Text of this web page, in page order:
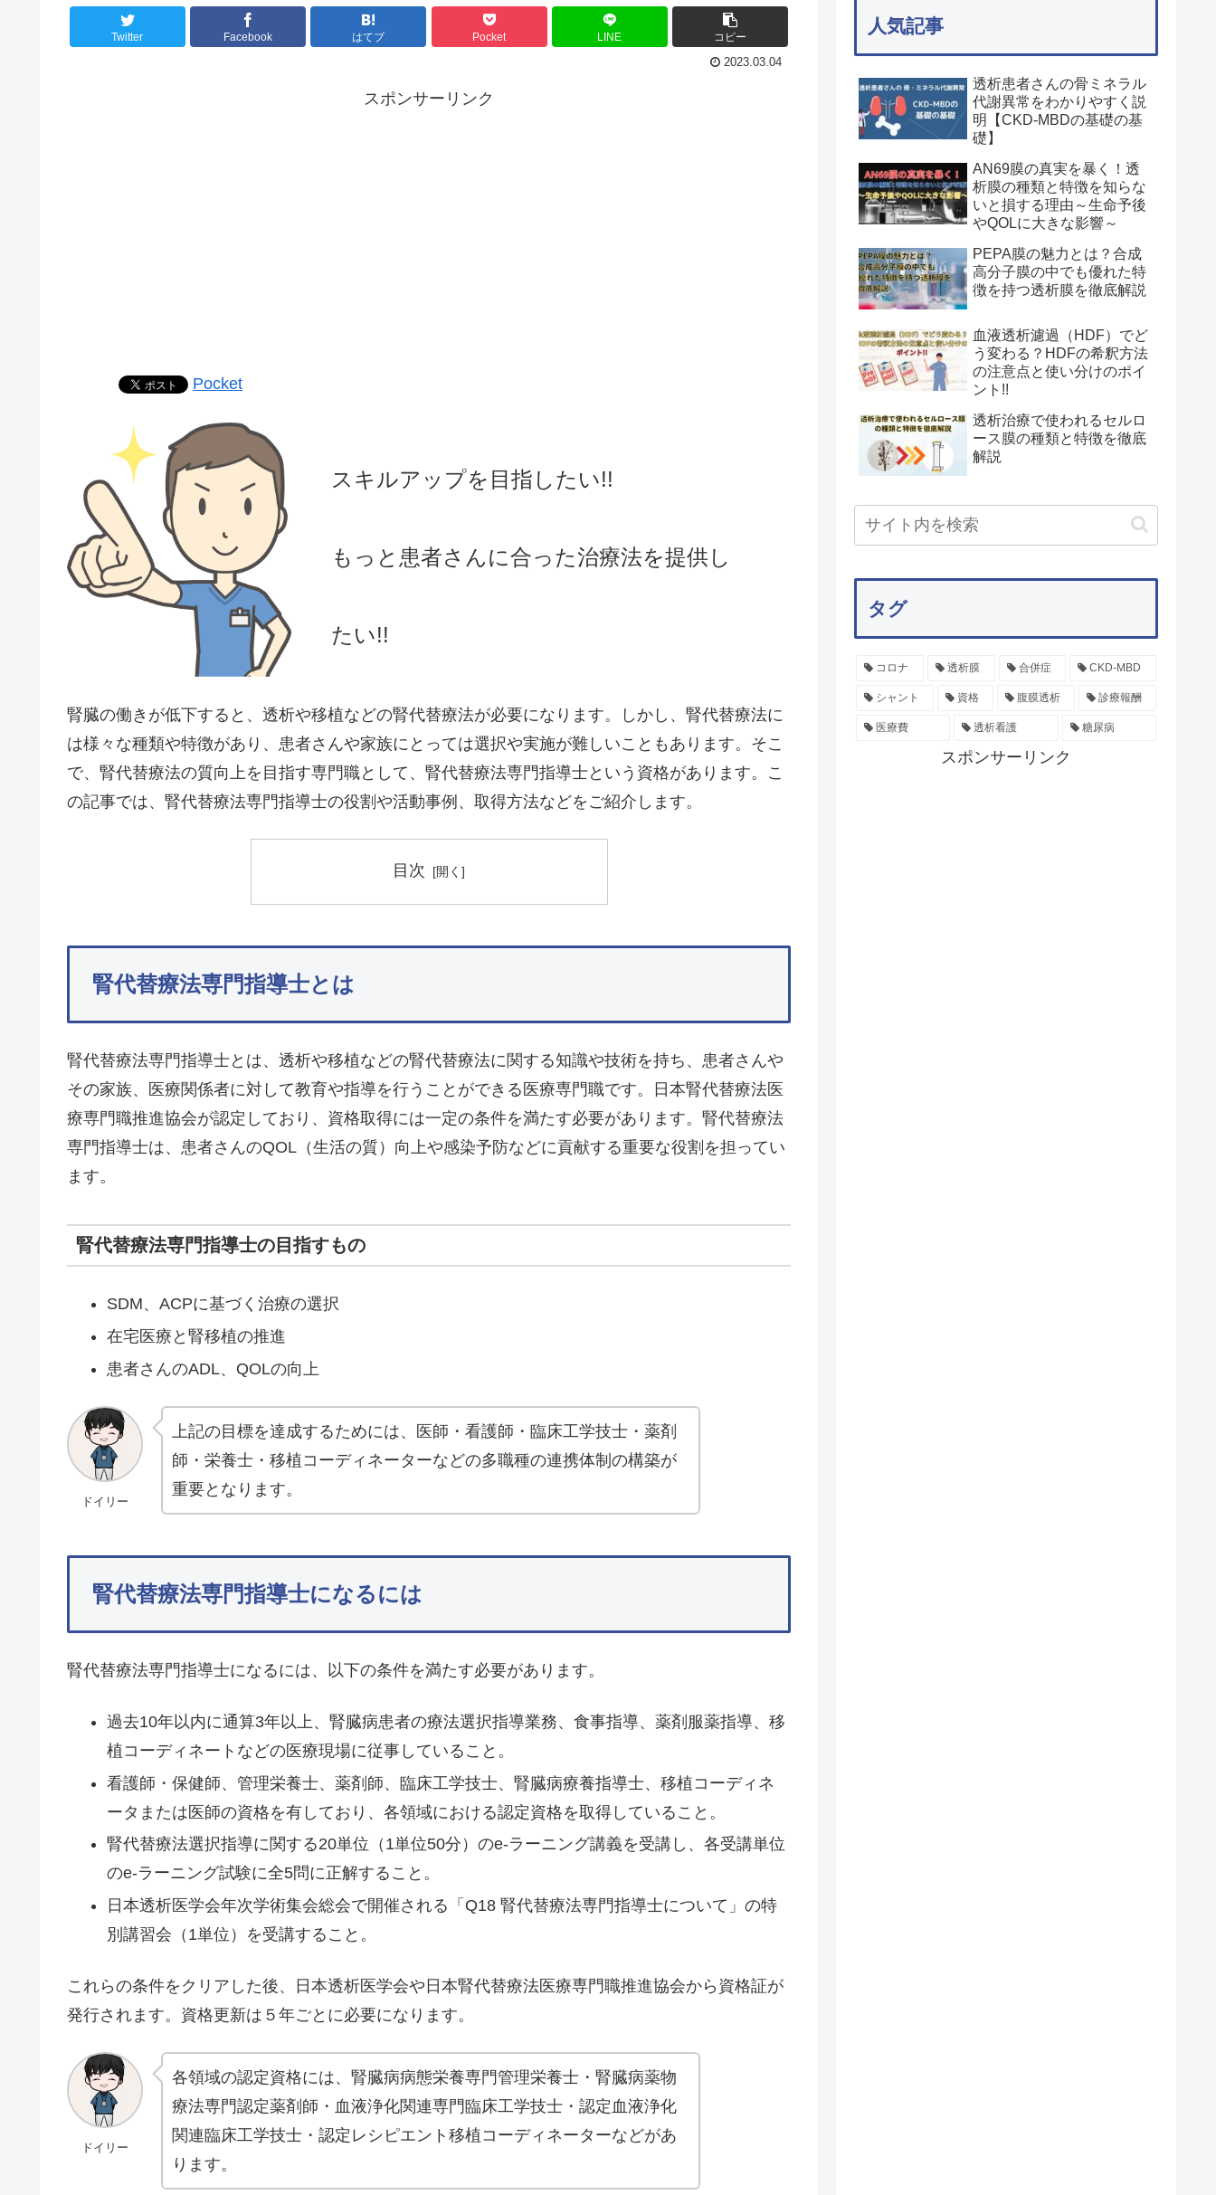
Twitter Facebook はてブ Pocket LINE コピー
2023.03.04
スポンサーリンク
Pocket
スキルアップを目指したい!!
もっと患者さんに合った治療法を提供し
たい!!
腎臓の働きが低下すると、透析や移植などの腎代替療法が必要になります。しかし、腎代替療法に
は様々な種類や特徴があり、患者さんや家族にとっては選択や実施が難しいこともあります。そこ
で、腎代替療法の質向上を目指す専門職として、腎代替療法専門指導士という資格があります。こ
の記事では、腎代替療法専門指導士の役割や活動事例、取得方法などをご紹介します。
目次
腎代替療法専門指導士とは
腎代替療法専門指導士とは、透析や移植などの腎代替療法に関する知識や技術を持ち、患者さんや
その家族、医療関係者に対して教育や指導を行うことができる医療専門職です。日本腎代替療法医
療専門職推進協会が認定しており、資格取得には一定の条件を満たす必要があります。腎代替療法
専門指導士は、患者さんのQOL（生活の質）向上や感染予防などに貢献する重要な役割を担ってい
ます。
腎代替療法専門指導士の目指すもの
SDM、ACPに基づく治療の選択
在宅医療と腎移植の推進
患者さんのADL、QOLの向上
ドイリー
上記の目標を達成するためには、医師・看護師・臨床工学技士・薬剤
師・栄養士・移植コーディネーターなどの多職種の連携体制の構築が
重要となります。
腎代替療法専門指導士になるには
腎代替療法専門指導士になるには、以下の条件を満たす必要があります。
過去10年以内に通算3年以上、腎臓病患者の療法選択指導業務、食事指導、薬剤服薬指導、移
植コーディネートなどの医療現場に従事していること。
看護師・保健師、管理栄養士、薬剤師、臨床工学技士、腎臓病療養指導士、移植コーディネ
ータまたは医師の資格を有しており、各領域における認定資格を取得していること。
腎代替療法選択指導に関する20単位（1単位50分）のe-ラーニング講義を受講し、各受講単位
のe-ラーニング試験に全5問に正解すること。
日本透析医学会年次学術集会総会で開催される「Q18 腎代替療法専門指導士について」の特
別講習会（1単位）を受講すること。
これらの条件をクリアした後、日本透析医学会や日本腎代替療法医療専門職推進協会から資格証が
発行されます。資格更新は５年ごとに必要になります。
ドイリー
各領域の認定資格には、腎臓病病態栄養専門管理栄養士・腎臓病薬物
療法専門認定薬剤師・血液浄化関連専門臨床工学技士・認定血液浄化
関連臨床工学技士・認定レシピエント移植コーディネーターなどがあ
ります。
人気記事
透析患者さんの骨ミネラル
代謝異常をわかりやすく説
明【CKD-MBDの基礎の基
礎】
AN69膜の真実を暴く！透
析膜の種類と特徴を知らな
いと損する理由～生命予後
やQOLに大きな影響～
PEPA膜の魅力とは？合成
高分子膜の中でも優れた特
徴を持つ透析膜を徹底解説
血液透析濾過（HDF）でど
う変わる？HDFの希釈方法
の注意点と使い分けのポイ
ント!!
透析治療で使われるセルロ
ース膜の種類と特徴を徹底
解説
タグ
コロナ 透析膜 合併症 CKD-MBD
シャント 資格 腹膜透析 診療報酬
医療費 透析看護 糖尿病
スポンサーリンク